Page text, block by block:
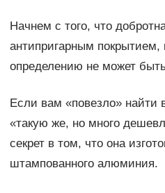
Начнем с того, что
антипригарным покрытием,
определению не может
Если вам «повезло» найти
«такую же, но много
секрет в том, что она
штампованного алюминия.